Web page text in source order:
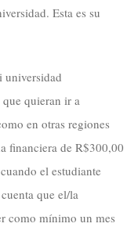
Esta es su
universidad
que quieran ir a
en otras regiones
financiera de R$300,00
el estudiante
que el/la
como mínimo un mes